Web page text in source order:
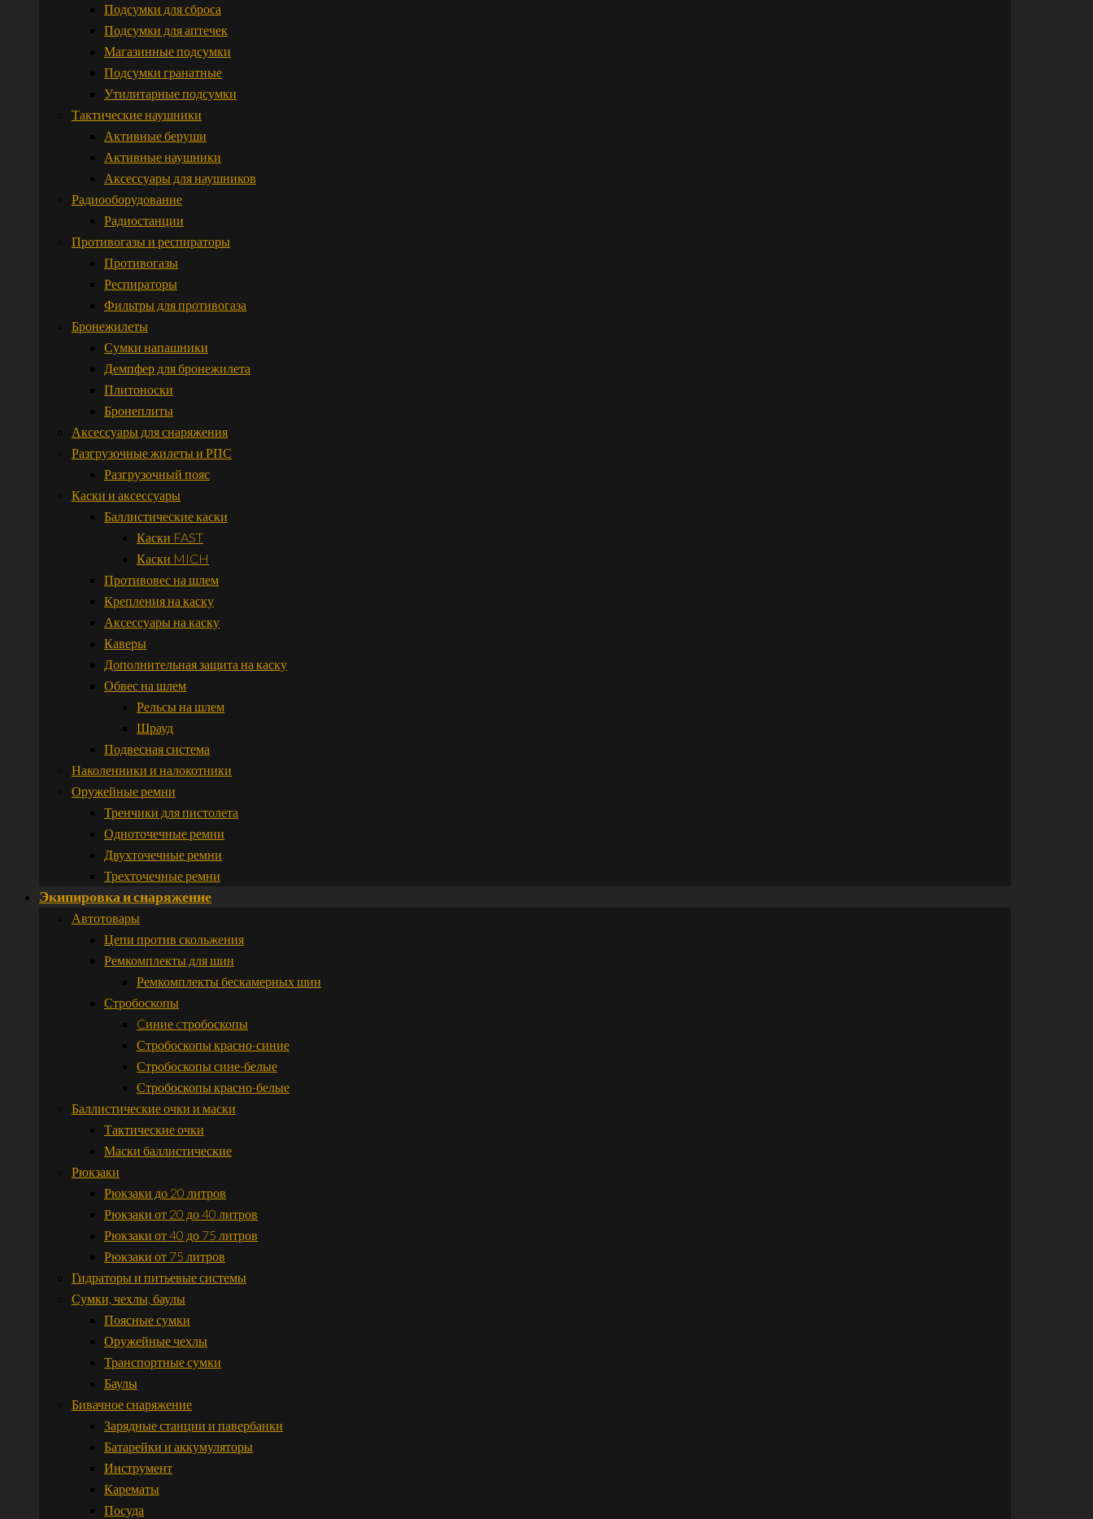
Подсумки для сброса
Подсумки для аптечек
Магазинные подсумки
Подсумки гранатные
Утилитарные подсумки
Тактические наушники
Активные беруши
Активные наушники
Аксессуары для наушников
Радиооборудование
Радиостанции
Противогазы и респираторы
Противогазы
Респираторы
Фильтры для противогаза
Бронежилеты
Сумки напашники
Демпфер для бронежилета
Плитоноски
Бронеплиты
Аксессуары для снаряжения
Разгрузочные жилеты и РПС
Разгрузочный пояс
Каски и аксессуары
Баллистические каски
Каски FAST
Каски MICH
Противовес на шлем
Крепления на каску
Аксессуары на каску
Каверы
Дополнительная защита на каску
Обвес на шлем
Рельсы на шлем
Шрауд
Подвесная система
Наколенники и налокотники
Оружейные ремни
Тренчики для пистолета
Одноточечные ремни
Двухточечные ремни
Трехточечные ремни
Экипировка и снаряжение
Автотовары
Цепи против скольжения
Ремкомплекты для шин
Ремкомплекты бескамерных шин
Стробоскопы
Cиние cтробоскопы
Стробоскопы красно-синие
Стробоскопы сине-белые
Стробоскопы красно-белые
Баллистические очки и маски
Тактические очки
Маски баллистические
Рюкзаки
Рюкзаки до 20 литров
Рюкзаки от 20 до 40 литров
Рюкзаки от 40 до 75 литров
Рюкзаки от 75 литров
Гидраторы и питьевые системы
Сумки, чехлы, баулы
Поясные сумки
Оружейные чехлы
Транспортные сумки
Баулы
Бивачное снаряжение
Зарядные станции и павербанки
Батарейки и аккумуляторы
Инструмент
Карематы
Посуда